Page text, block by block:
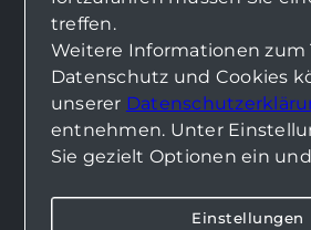
Kaufpreis
150.000 €
Mehr erfahren
«
treffen.
Weitere Informationen zum
Datenschutz und Cookies
unserer
entnehmen. Unter
Sie gezielt Optionen ein
Einstellungen